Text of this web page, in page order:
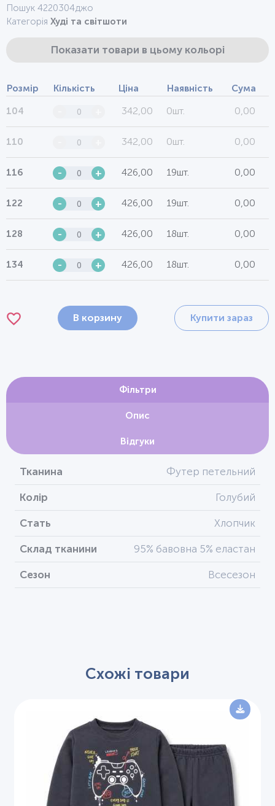
Пошук 4220304джо
Категорія Худі та світшоти
Показати товари в цьому кольорі
Розмір Кількість Ціна Наявність Сума
104 342,00 0шт. 0,00
110 342,00 0шт. 0,00
116 - + 426,00 19шт. 0,00
122 - + 426,00 19шт. 0,00
128 - + 426,00 18шт. 0,00
134 - + 426,00 18шт. 0,00
В корзину Купити зараз
Фільтри
Опис
Відгуки
Тканина Футер петельний
Колір Голубий
Стать Хлопчик
Склад тканини 95% бавовна 5% еластан
Сезон Всесезон
Схожі товари